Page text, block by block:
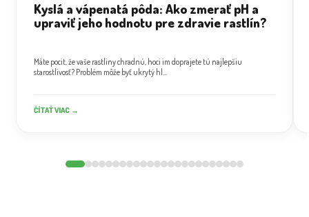
Kyslá a vápenatá pôda: Ako zmerať pH a
upraviť jeho hodnotu pre zdravie rastlín?
Máte pocit, že vaše rastliny chradnú, hoci im doprajete tú najlepšiu
starostlivosť? Problém môže byť ukrytý hl...
ČÍTAŤ VIAC →